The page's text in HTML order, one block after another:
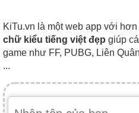
KiTu.vn là một web app với hơn
chữ kiểu tiếng việt đẹp giúp
game như FF, PUBG, Liên
...